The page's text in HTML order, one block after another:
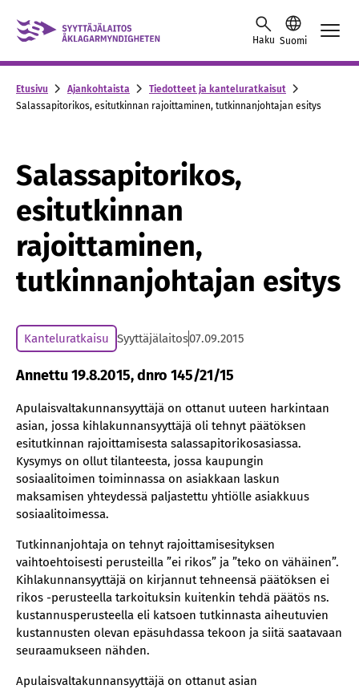
Skip to content -saavutettavuusohje
Haku Suomi
Etusivu Ajankohtaista
Tiedotteet ja kanteluratkaisut
Salassapitorikos, esitutkinnan rajoittaminen, tutkinnanjohtajan esitys
Salassapitorikos,
esitutkinnan
rajoittaminen,
tutkinnanjohtajan esitys
Kanteluratkaisu Syyttäjälaitos07.09.2015
Annettu 19.8.2015, dnro 145/21/15
Apulaisvaltakunnansyyttäjä on ottanut uuteen harkintaan
asian, jossa kihlakunnansyyttäjä oli tehnyt päätöksen
esitutkinnan rajoittamisesta salassapitorikosasiassa.
Kysymys on ollut tilanteesta, jossa kaupungin
sosiaalitoimen toiminnassa on asiakkaan laskun
maksamisen yhteydessä paljastettu yhtiölle asiakkuus
sosiaalitoimessa.
Tutkinnanjohtaja on tehnyt rajoittamisesityksen
vaihtoehtoisesti perusteilla ”ei rikos” ja ”teko on vähäinen”.
Kihlakunnansyyttäjä on kirjannut tehneensä päätöksen ei
rikos -perusteella tarkoituksin kuitenkin tehdä päätös ns.
kustannusperusteella eli katsoen tutkinnasta aiheutuvien
kustannusten olevan epäsuhdassa tekoon ja siitä saatavaan
seuraamukseen nähden.
Apulaisvaltakunnansyyttäjä on ottanut asian